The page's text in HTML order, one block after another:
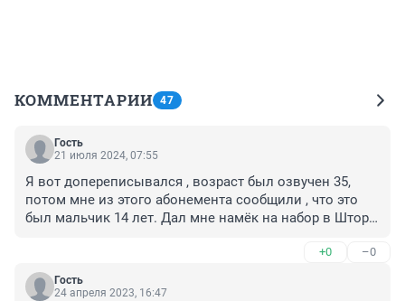
КОММЕНТАРИИ 47
Гость
21 июля 2024, 07:55
Я вот допереписывался , возраст был озвучен 35,
потом мне из этого абонемента сообщили , что это
был мальчик 14 лет. Дал мне намёк на набор в Шторм
+0 –0
Гость
24 апреля 2023, 16:47